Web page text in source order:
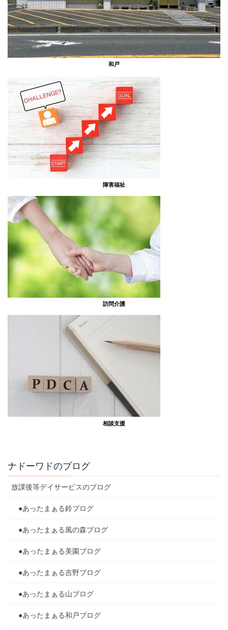
和戸
障害福祉
訪問介護
相談支援
ナドーワドのブログ
放課後等デイサービスのブログ
●あったまぁる鈴ブログ
●あったまぁる風の森ブログ
●あったまぁる美園ブログ
●あったまぁる吉野ブログ
●あったまぁる山ブログ
●あったまぁる和戸ブログ